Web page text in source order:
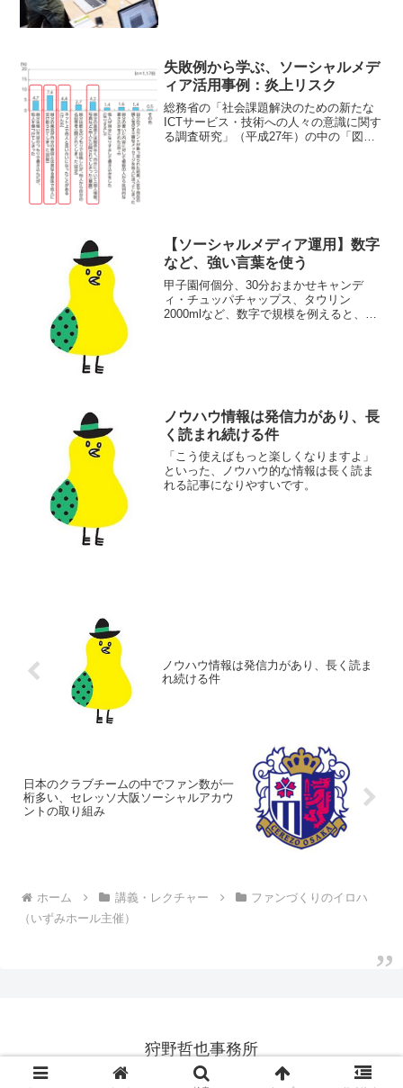
失敗例から学ぶ、ソーシャルメデ
ィア活用事例：炎上リスク
総務省の「社会課題解決のための新たな
ICTサービス・技術への人々の意識に関す
る調査研究」（平成27年）の中の「図表
【ソーシャルメディア運用】数字
など、強い言葉を使う
甲子園何個分、30分おまかせキャンデ
ィ・チュッパチャップス、タウリン
2000mlなど、数字で規模を例えると、情
ノウハウ情報は発信力があり、長
く読まれ続ける件
「こう使えばもっと楽しくなりますよ」
といった、ノウハウ的な情報は長く読ま
れる記事になりやすいです。
ノウハウ情報は発信力があり、長く読ま
れ続ける件
日本のクラブチームの中でファン数が一
桁多い、セレッソ大阪ソーシャルアカウ
ントの取り組み
ホーム 講義・レクチャー
ファンづくりのイロハ
（いずみホール主催）
狩野哲也事務所
© 1998-2026 狩野哲也事務所.